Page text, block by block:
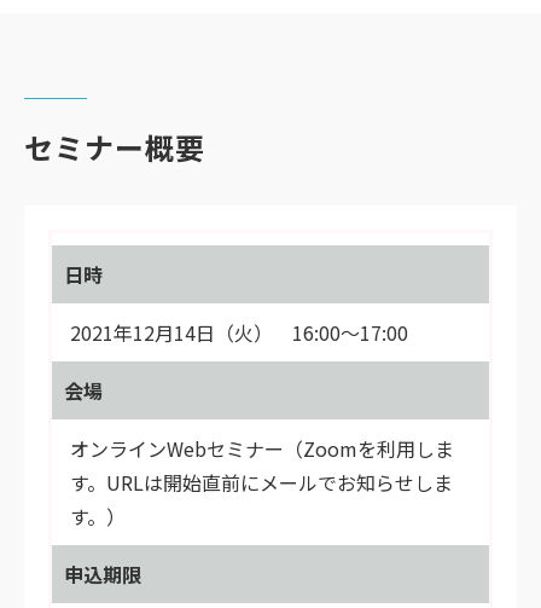
セミナー概要
日時
2021年12月14日（火） 16:00〜17:00
会場
オンラインWebセミナー（Zoomを利用しま
す。URLは開始直前にメールでお知らせしま
す。）
申込期限